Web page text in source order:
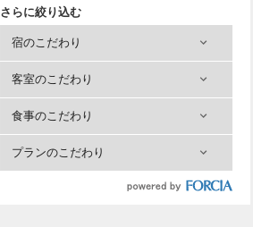
さらに絞り込む
宿のこだわり
客室のこだわり
食事のこだわり
プランのこだわり